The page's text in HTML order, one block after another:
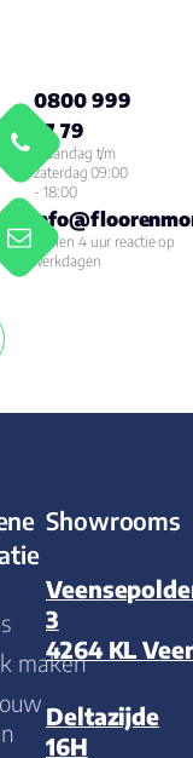
0800 999
77 79
Maandag t/m
zaterdag 09:00
- 18:00
Binnen 4 uur reactie op
werkdagen
maken
Showrooms
3
4264 KL
Deltazijde
16H